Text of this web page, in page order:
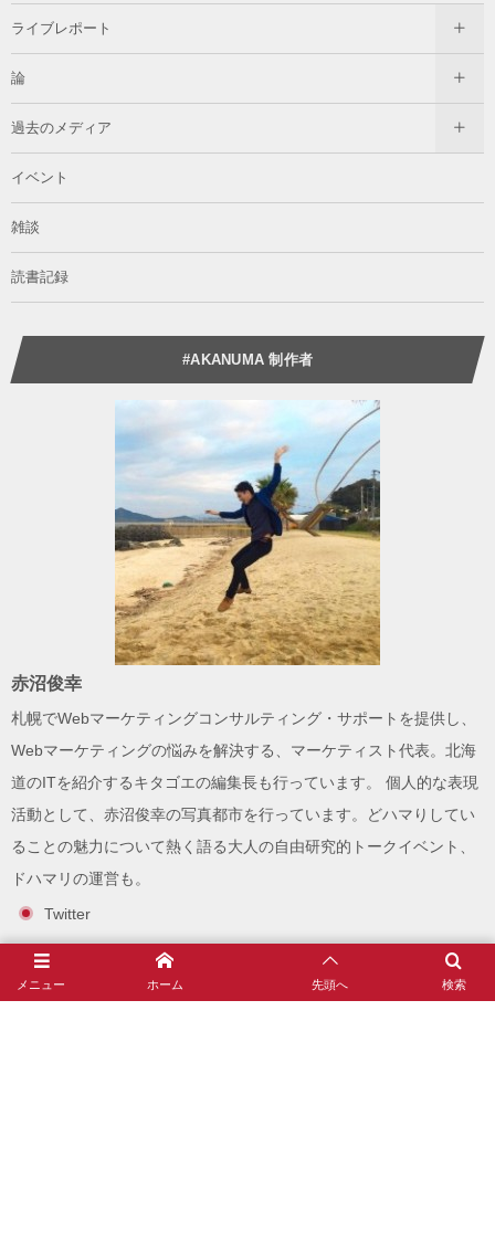
ライブレポート
論
過去のメディア
イベント
雑談
読書記録
#AKANUMA 制作者
赤沼俊幸
札幌でWebマーケティングコンサルティング・サポートを提供し、
Webマーケティングの悩みを解決する、 マーケティスト代表。北海
道のITを紹介するキタゴエの編集長も行っています。 個人的な表現
活動として、 赤沼俊幸の写真都市を行っています。どハマりしてい
ることの魅力について熱く語る大人の自由研究的トークイベント、
ドハマリの運営も。
Twitter
Facebook
note
メニュー 検索
ホーム 先頭へ